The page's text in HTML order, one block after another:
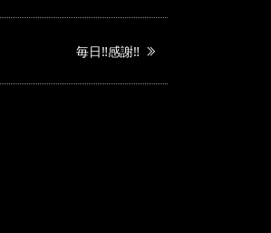
毎日‼️感謝‼️